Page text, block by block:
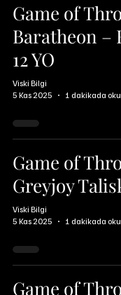
Game of
Baratheon –
12 YO
Viski Bilgi
5 Kas 2025
1 dakikada
Game of
Greyjoy
Viski Bilgi
5 Kas 2025
1 dakikada
Game of